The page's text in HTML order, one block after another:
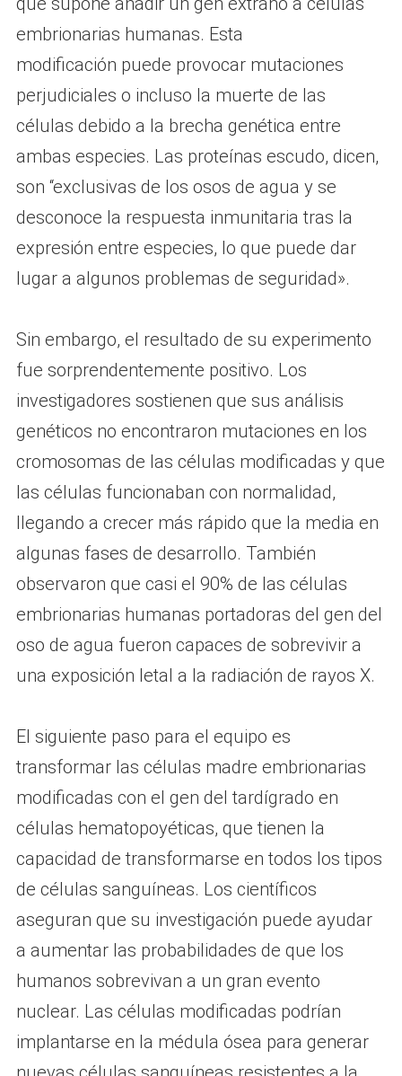
embrionarias humanas. Esta
modificación puede provocar mutaciones
perjudiciales o incluso la muerte de las
células debido a la brecha genética entre
ambas especies. Las proteínas escudo, dicen,
son “exclusivas de los osos de agua y se
desconoce la respuesta inmunitaria tras la
expresión entre especies, lo que puede dar
lugar a algunos problemas de seguridad».
Sin embargo, el resultado de su experimento
fue sorprendentemente positivo. Los
investigadores sostienen que sus análisis
genéticos no encontraron mutaciones en los
cromosomas de las células modificadas y que
las células funcionaban con normalidad,
llegando a crecer más rápido que la media en
algunas fases de desarrollo. También
observaron que casi el 90% de las células
embrionarias humanas portadoras del gen del
oso de agua fueron capaces de sobrevivir a
una exposición letal a la radiación de rayos X.
El siguiente paso para el equipo es
transformar las células madre embrionarias
modificadas con el gen del tardígrado en
células hematopoyéticas, que tienen la
capacidad de transformarse en todos los tipos
de células sanguíneas. Los científicos
aseguran que su investigación puede ayudar
a aumentar las probabilidades de que los
humanos sobrevivan a un gran evento
nuclear. Las células modificadas podrían
implantarse en la médula ósea para generar